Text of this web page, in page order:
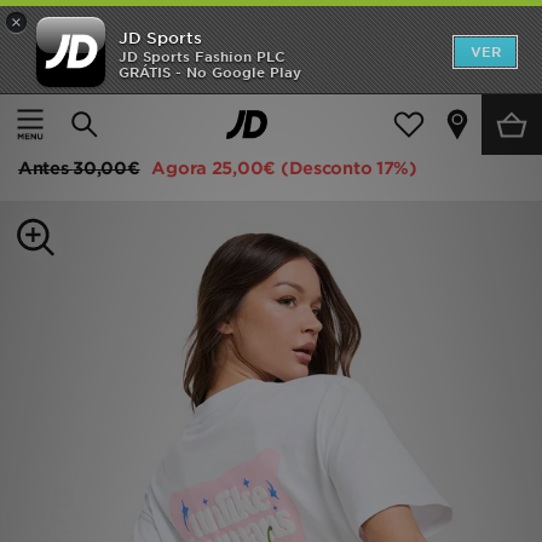
×
JD Sports
JD Sports Fashion PLC
GRÁTIS - No Google Play
VER
Página principal
Mulher Roupa de Mulher T-shirts
Unlike Humans Chilli T-Shirt
Antes30,00€ Agora 25,00€ (Desconto 17%)
INÍCIO
Promoções
MULHER